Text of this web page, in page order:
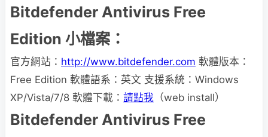
Bitdefender Antivirus Free
Edition 小檔案：
官方網站： http://www.bitdefender.com 軟體版本：
Free Edition 軟體語系：英文 支援系統：Windows
XP/Vista/7/8 軟體下載： 請點我 （web install）
Bitdefender Antivirus Free